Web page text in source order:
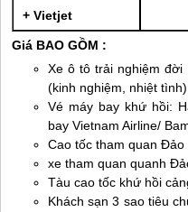
+ Vietjet
Giá BAO GỒM :
Xe ô tô trải nghiệm đời
(kinh nghiệm, nhiệt tình).
Vé máy bay khứ hồi:
bay Vietnam Airline/
Cao tốc tham quan Đảo
xe tham quan quanh
Tàu cao tốc khứ hồi
Khách sạn 3 sao tiêu